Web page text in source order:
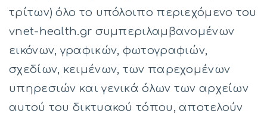
τρίτων) όλο το υπόλοιπο περιεχόμενο του
vnet-health.gr συμπεριλαμβανομένων
εικόνων, γραφικών, φωτογραφιών,
σχεδίων, κειμένων, των παρεχομένων
υπηρεσιών και γενικά όλων των αρχείων
αυτού του δικτυακού τόπου, αποτελούν